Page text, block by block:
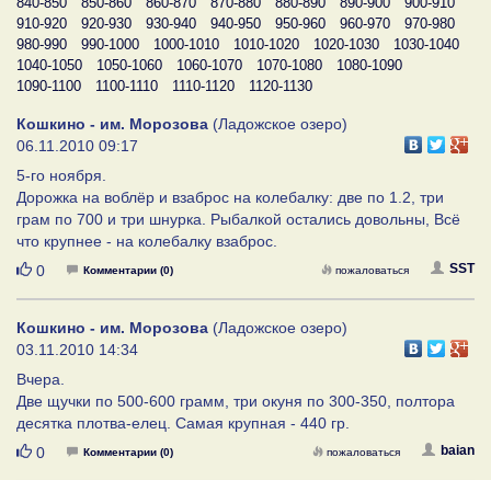
910-920
920-930 930-940 940-950 950-960 960-970
970-980
980-990
990-1000 1000-1010 1010-1020 1020-1030
1030-1040
1040-1050
1050-1060 1060-1070 1070-1080
1080-1090
1090-1100
1100-1110 1110-1120 1120-1130
Кошкино - им. Морозова (Ладожское озеро)
06.11.2010 09:17
5-го ноября.
Дорожка на воблёр и взаброс на колебалку: две по 1.2, три
грам по 700 и три шнурка. Рыбалкой остались довольны, Всё
что крупнее - на колебалку взаброс.
Нравится
0 Комментарии (0) SST
пожаловаться
Кошкино - им. Морозова (Ладожское озеро)
03.11.2010 14:34
Вчера.
Две щучки по 500-600 грамм, три окуня по 300-350, полтора
десятка плотва-елец. Самая крупная - 440 гр.
Нравится
0 Комментарии (0) baian
пожаловаться